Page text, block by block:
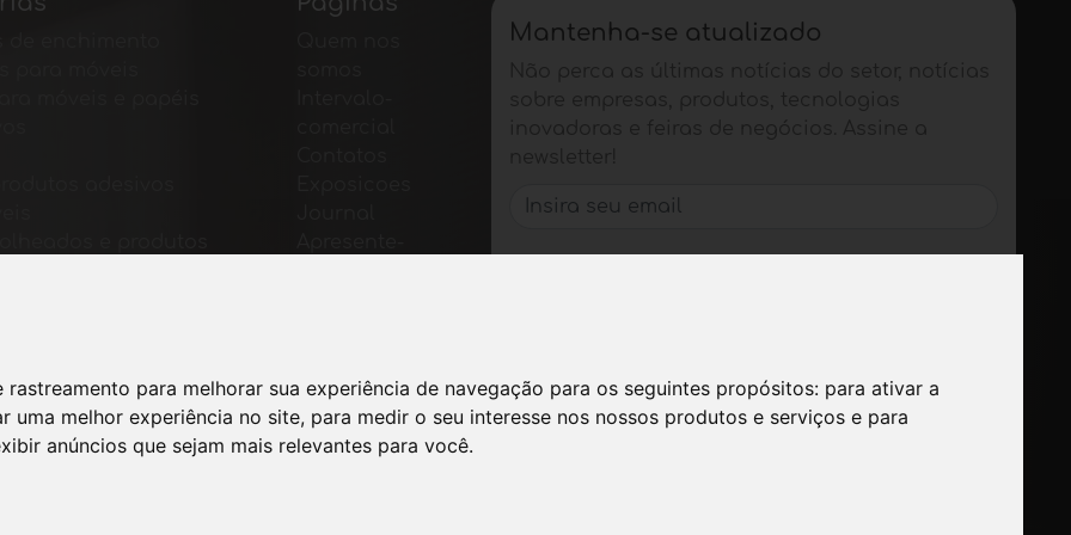
para melhorar sua experiência de navegação para os seguintes propósitos: para ativar a
uma melhor experiência no site, para medir o seu interesse nos nossos produtos e serviços e para
anúncios que sejam mais relevantes para você.
de móveis
Tecnológicos
e softwares para a
Notícias e Feiras
Mantenha-se atualizado